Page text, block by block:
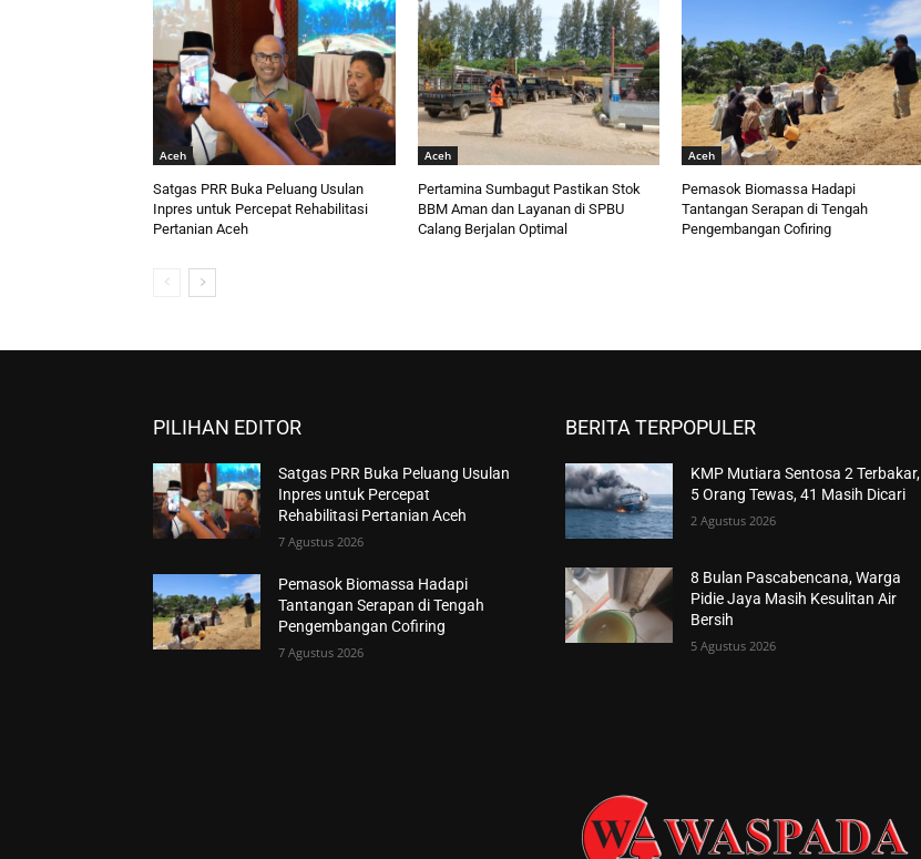
Aceh
Satgas PRR Buka Peluang Usulan
Inpres untuk Percepat Rehabilitasi
Pertanian Aceh
Aceh
Pertamina Sumbagut Pastikan Stok
BBM Aman dan Layanan di SPBU
Calang Berjalan Optimal
Aceh
Pemasok Biomassa Hadapi
Tantangan Serapan di Tengah
Pengembangan Cofiring
PILIHAN EDITOR
Satgas PRR Buka Peluang Usulan
Inpres untuk Percepat
Rehabilitasi Pertanian Aceh
7 Agustus 2026
Pemasok Biomassa Hadapi
Tantangan Serapan di Tengah
Pengembangan Cofiring
7 Agustus 2026
BERITA TERPOPULER
KMP Mutiara Sentosa 2 Terbakar,
5 Orang Tewas, 41 Masih Dicari
2 Agustus 2026
8 Bulan Pascabencana, Warga
Pidie Jaya Masih Kesulitan Air
Bersih
5 Agustus 2026